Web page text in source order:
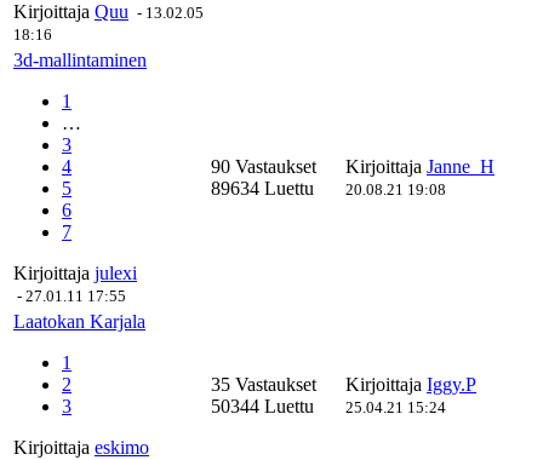
Kirjoittaja Quu - 13.02.05
18:16
3d-mallintaminen
1
…
3
4
5
6
7
Kirjoittaja julexi
- 27.01.11 17:55
90 Vastaukset
89634 Luettu
Kirjoittaja Janne_H
20.08.21 19:08
Laatokan Karjala
1
2
3
Kirjoittaja eskimo
35 Vastaukset
50344 Luettu
Kirjoittaja Iggy.P
25.04.21 15:24